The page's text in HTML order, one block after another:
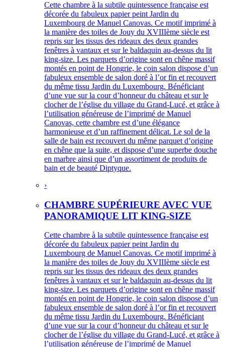
Cette chambre à la subtile quintessence française est
décorée du fabuleux papier peint Jardin du
Luxembourg de Manuel Canovas. Ce motif imprimé à
la manière des toiles de Jouy du XVIIIème siècle est
repris sur les tissus des rideaux des deux grandes
fenêtres à vantaux et sur le baldaquin au-dessus du lit
king-size. Les parquets d’origine sont en chêne massif
montés en point de Hongrie, le coin salon dispose d’un
fabuleux ensemble de salon doré à l’or fin et recouvert
du même tissu Jardin du Luxembourg. Bénéficiant
d’une vue sur la cour d’honneur du château et sur le
clocher de l’église du village du Grand-Lucé, et grâce à
l’utilisation généreuse de l’imprimé de Manuel
Canovas, cette chambre est d’une élégance
harmonieuse et d’un raffinement délicat. Le sol de la
salle de bain est recouvert du même parquet d’origine
en chêne que la suite, et dispose d’une superbe douche
en marbre ainsi que d’un assortiment de produits de
bain et de beauté Diptyque.
›
CHAMBRE SUPÉRIEURE AVEC VUE
PANORAMIQUE LIT KING-SIZE
Cette chambre à la subtile quintessence française est
décorée du fabuleux papier peint Jardin du
Luxembourg de Manuel Canovas. Ce motif imprimé à
la manière des toiles de Jouy du XVIIIème siècle est
repris sur les tissus des rideaux des deux grandes
fenêtres à vantaux et sur le baldaquin au-dessus du lit
king-size. Les parquets d’origine sont en chêne massif
montés en point de Hongrie, le coin salon dispose d’un
fabuleux ensemble de salon doré à l’or fin et recouvert
du même tissu Jardin du Luxembourg. Bénéficiant
d’une vue sur la cour d’honneur du château et sur le
clocher de l’église du village du Grand-Lucé, et grâce à
l’utilisation généreuse de l’imprimé de Manuel